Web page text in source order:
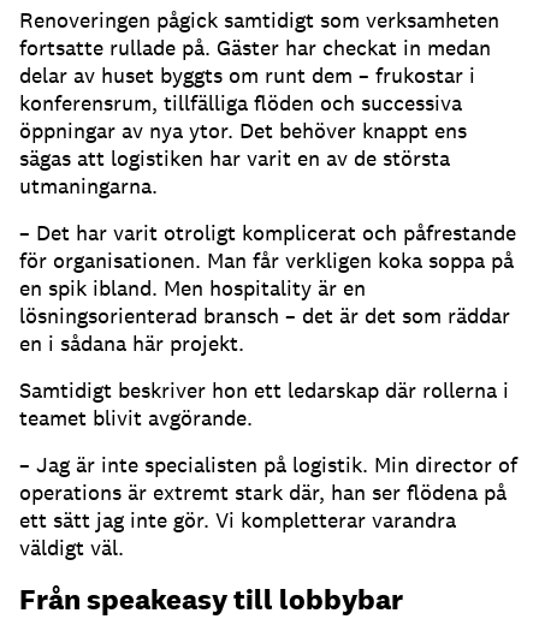
Renoveringen pågick samtidigt som verksamheten
fortsatte rullade på. Gäster har checkat in medan
delar av huset byggts om runt dem – frukostar i
konferensrum, tillfälliga flöden och successiva
öppningar av nya ytor. Det behöver knappt ens
sägas att logistiken har varit en av de största
utmaningarna.
– Det har varit otroligt komplicerat och påfrestande
för organisationen. Man får verkligen koka soppa på
en spik ibland. Men hospitality är en
lösningsorienterad bransch – det är det som räddar
en i sådana här projekt.
Samtidigt beskriver hon ett ledarskap där rollerna i
teamet blivit avgörande.
– Jag är inte specialisten på logistik. Min director of
operations är extremt stark där, han ser flödena på
ett sätt jag inte gör. Vi kompletterar varandra
väldigt väl.
Från speakeasy till lobbybar